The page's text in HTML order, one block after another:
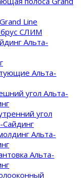
Line
СЛИМ
Альта-
Альта-
угол Альта-
угол
Сайдинг
Альта-
Альта-